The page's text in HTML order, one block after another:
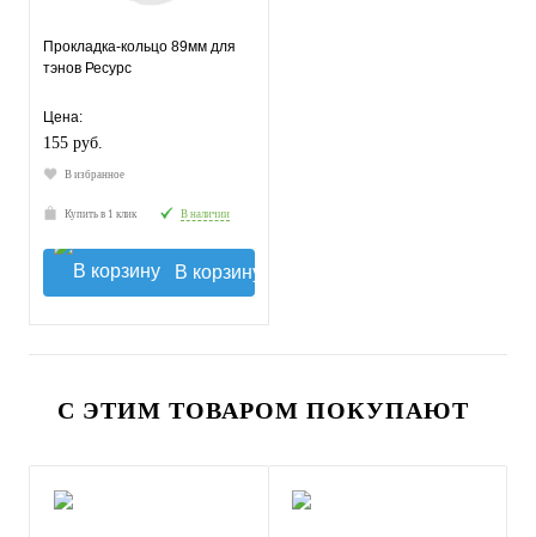
Прокладка-кольцо 89мм для
тэнов Ресурс
Цена:
155 руб.
В избранное
Купить в 1 клик В наличии
В корзину
С ЭТИМ ТОВАРОМ ПОКУПАЮТ